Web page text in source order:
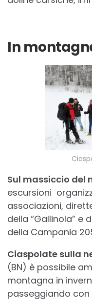
In
Sul massiccio del
escursioni
associazioni,
della “Gallinola” e
della Campania
Ciaspolate sulla
(BN) è possibile
montagna in
passeggiando